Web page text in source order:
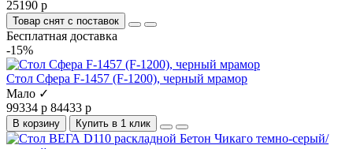
25190 р
Товар снят с поставок
Бесплатная доставка
-15%
Стол Сфера F-1457 (F-1200), черный мрамор
Мало ✓
99334 р 84433 р
В корзину Купить в 1 клик